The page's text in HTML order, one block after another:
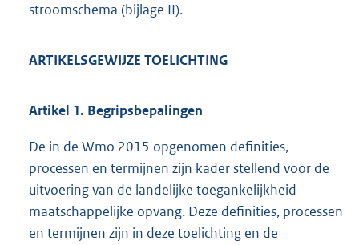
stroomschema (bijlage II).
ARTIKELSGEWIJZE TOELICHTING
Artikel 1. Begripsbepalingen
De in de Wmo 2015 opgenomen definities,
processen en termijnen zijn kader stellend voor de
uitvoering van de landelijke toegankelijkheid
maatschappelijke opvang. Deze definities, processen
en termijnen zijn in deze toelichting en de